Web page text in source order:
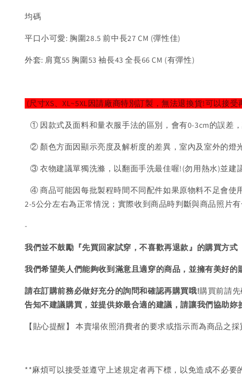
均碼
平口小可愛: 胸圍28.5 前中長27 CM (彈性佳)
外套: 肩寬55 胸圍53 袖長43 全長66 CM (有彈性)
(尺寸XS、XL~5XL因請廠商特別訂製，無法退換貨!可以接受
① 因款式及面料和量衣服手法的區別，會有0-3cm的誤差
② 顏色方面因顯示亮度及解析度的差異，室內及室外的燈
③ 衣物建議單獨洗滌，以翻面手洗最佳喔!(勿用熱水)並建
④ 商品可能因每批製程時間不同配件如果原物料不足會使
2-5公分左右為正常情況；實際收到商品時判斷與商品照片
-
我們並不鼓勵『先買回家試穿，不喜歡再退款』的購買方式
我們希望美人們能夠收到滿意且適穿的商品，並擁有美好的
請在訂購前務必做好充分的詢問和確認再購買哦!購買前請
告知不建議購買， 並提供妳最合適的建議，請讓我們協助妳
【貼心提醒】 本賣場依照消費者的要求或指示而為商品之
**麻煩可以接受並遵守上述規定者再下標，以免造成不必要